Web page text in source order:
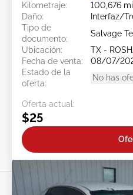
Kilometraje:
100,676
Daño:
Interfaz/
Tipo de
documento:
Salvage
Ubicación:
TX -
Fecha de venta:
08/07/
Estado de la
oferta:
No has
Oferta actual:
$25